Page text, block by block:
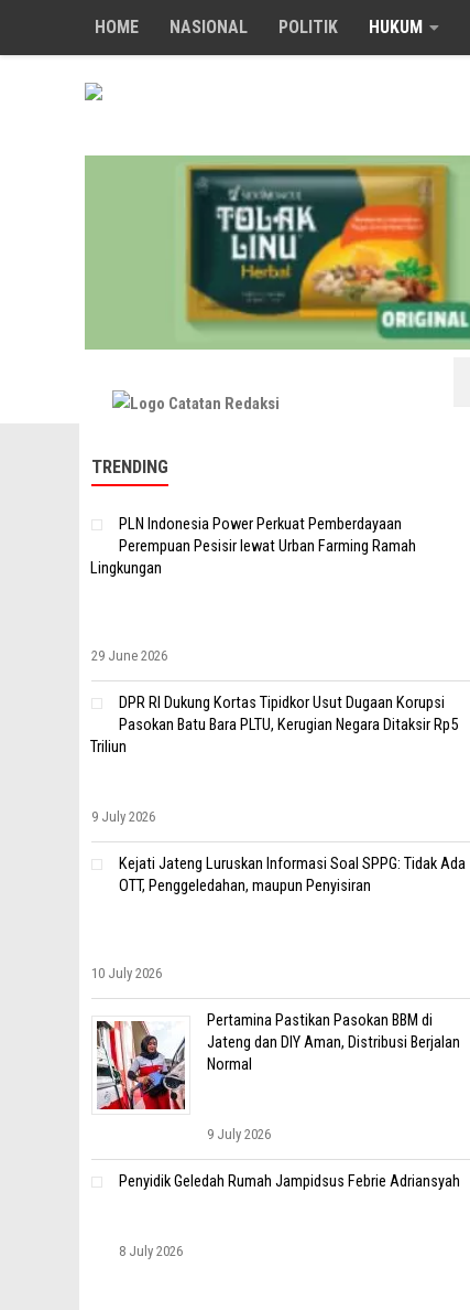
Skip to content
HOME NASIONAL POLITIK HUKUM
TRENDING
PLN Indonesia Power Perkuat Pemberdayaan
Perempuan Pesisir lewat Urban Farming Ramah
Lingkungan
29 June 2026
DPR RI Dukung Kortas Tipidkor Usut Dugaan Korupsi
Pasokan Batu Bara PLTU, Kerugian Negara Ditaksir Rp5
Triliun
9 July 2026
Kejati Jateng Luruskan Informasi Soal SPPG: Tidak Ada
OTT, Penggeledahan, maupun Penyisiran
10 July 2026
Pertamina Pastikan Pasokan BBM di
Jateng dan DIY Aman, Distribusi Berjalan
Normal
9 July 2026
Penyidik Geledah Rumah Jampidsus Febrie Adriansyah
8 July 2026